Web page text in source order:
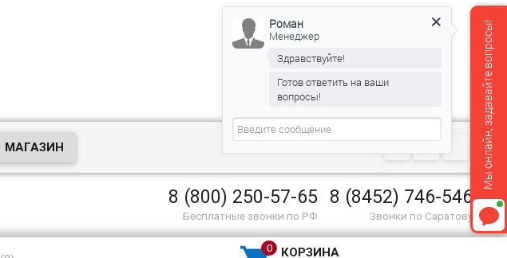
МАГАЗИН
8 (800) 250-57-65
Бесплатные звонки по РФ
8 (8452) 746-546
Звонки по Саратову
КОРЗИНА
Мы онлайн, задавайте вопросы!
Роман
Менеджер
Здравствуйте!
Готов ответить на ваши
вопросы!